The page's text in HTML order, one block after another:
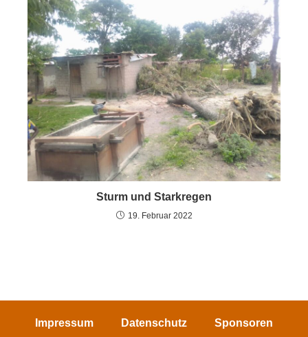
Sturm und Starkregen
19. Februar 2022
Impressum Datenschutz Sponsoren